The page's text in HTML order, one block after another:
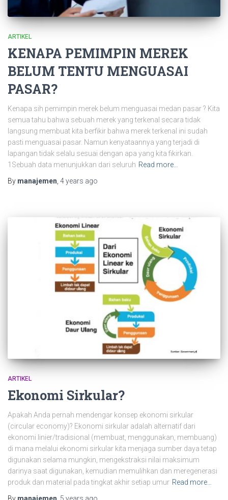
ARTIKEL
KENAPA PEMIMPIN MEREK
BELUM TENTU MENGUASAI
PASAR?
Kenapa sih pemimpin merek belum menguasai medan pasar ? Kita
semua tahu bahwa sebuah merek yang terkenal secara tidak
langsung membuat kita berfikir bahwa merek terkenal ini sudah
pasti menguasai pasar. Namun kenyataannya yang terjadi di
lapangan tidak selalu sesuai dengan apa yang kita fikirkan.
1Sebuah data menunjukkan dari seluruh Read more…
By manajemen 4 years ago
ARTIKEL
Ekonomi Sirkular?
Apakah Anda pernah mendengar konsep ekonomi sirkular
(circular economy)? Ekonomi sirkular adalah alternatif dari
ekonomi linier/tradisional (membuat, menggunakan, membuang)
di mana melalui ekonomi sirkular kita menjaga sumber daya tetap
digunakan selama mungkin, mengekstraksi nilai maksimum
darinya saat digunakan, kemudian memulihkan dan meregenerasi
produk dan material pada tingkat akhir setiap umur Read more…